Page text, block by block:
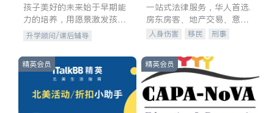
孩子美好的未来始于早期能
力的培养，用愿景激发孩子
的学习潜力和动力。理念：
拥有成长型心态是成功的基
石。
升学顾问/课后辅导
一站式法律服务，华人首选.
房东房客、地产交易、意外
伤害、车祸重伤、商业诉
建筑合同、刑事案件全包办
人身伤害 移民
刑事
信托/遗嘱
商业
索赔
律师-其它 保释
精英会员 精英会员